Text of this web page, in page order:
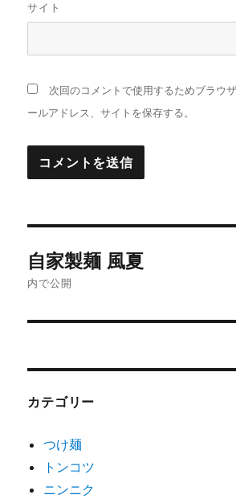
サイト
次回のコメントで使用するためブラウ
ールアドレス、サイトを保存する。
稿
ゲ
ー
シ
自家製麺 風夏
内で公開
カテゴリー
つけ麺
トンコツ
ニンニク